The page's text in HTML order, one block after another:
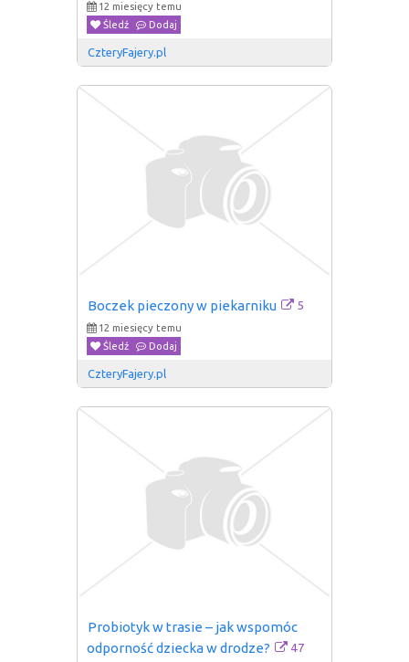
12 miesięcy temu
Śledź
Dodaj
CzteryFajery.pl
Boczek pieczony w piekarniku 5
12 miesięcy temu
Śledź
Dodaj
CzteryFajery.pl
Probiotyk w trasie – jak wspomóc
odporność dziecka w drodze?
47